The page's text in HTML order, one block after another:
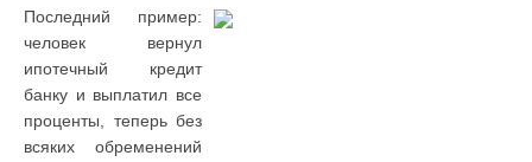
Последний пример:
человек вернул
ипотечный кредит
банку и выплатил все
проценты, теперь без
всяких обременений